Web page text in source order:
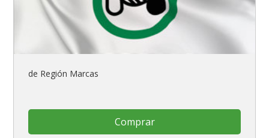
de Región Marcas
Comprar